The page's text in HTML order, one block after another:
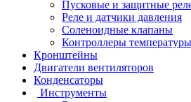
Пусковые и защитные
Реле и датчики давления
Соленоидные клапаны
Контроллеры температуры
Кронштейны
Двигатели вентиляторов
Конденсаторы
Инструменты